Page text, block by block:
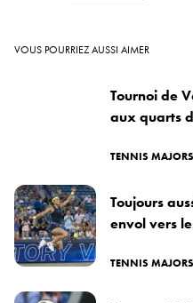
VOUS POURRIEZ AUSSI AIMER
Tournoi de
aux quarts
TENNIS MAJORS
Toujours
envol vers
TENNIS MAJORS